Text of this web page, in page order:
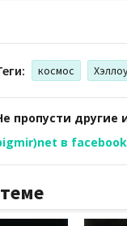
космос
пропусти другие
в facebook